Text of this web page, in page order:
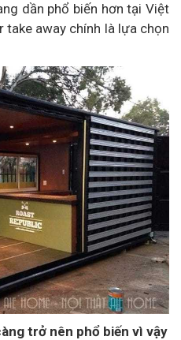
dần phổ biến hơn tại Việt
take away chính là lựa chọn
trở nên phổ biến vì vậy